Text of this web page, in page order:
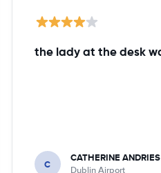
C CATHERINE ANDRIES
Dublin Airport